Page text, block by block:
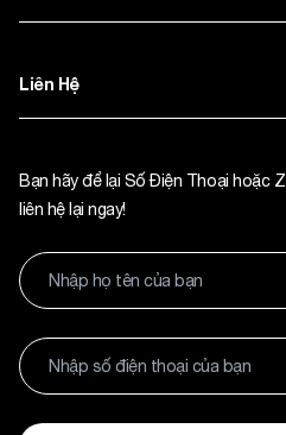
Liên Hệ
Bạn hãy để lại Số Điện Thoại hoặc
liên hệ lại ngay!